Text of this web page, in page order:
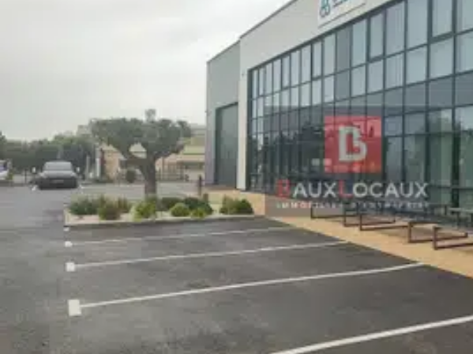
15 Places de Parkings VL dont 2 bornes électriques
- forte puissance électrique
Entrepôt climatisé/chauffé
Mezzanine de 250 m²
- 500kg/m²
Caractéristiques techniques des bureaux :
RDC : espace accueil/showroom, salle de réfectoire, bureaux cloisonnés et climatisés,
R+1 : grands bureaux cloisonnés, salle de réunion, espace détente, douche
Fibre optique
Faux plafond
Extérieur : terrain entièrement goudronné, arrosage automatique, bassin de rétention
Pour plus de renseignements, contactez moi au
Honoraires de 19 800 € HT à la charge du locataire. 150 € HT/mois de charges